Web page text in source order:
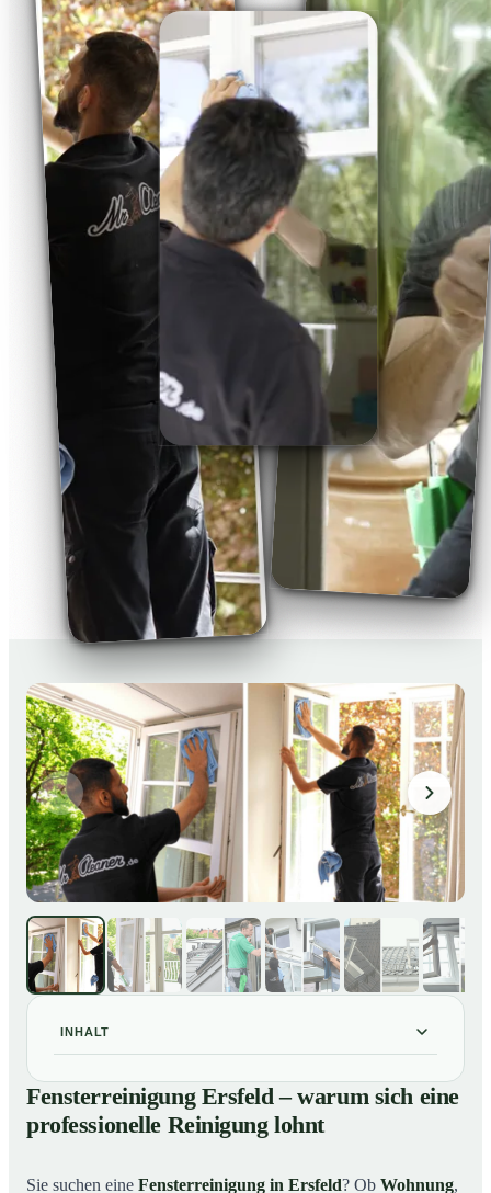
INHALT
Fensterreinigung Ersfeld – warum sich eine
professionelle Reinigung lohnt
Unsere Leistungen im Überblick
03Warum Mr. Cleaner in Ersfeld?
Fensterreinigung Ersfeld – warum sich eine
professionelle Reinigung lohnt
Sie suchen eine Fensterreinigung in Ersfeld? Ob Wohnung,